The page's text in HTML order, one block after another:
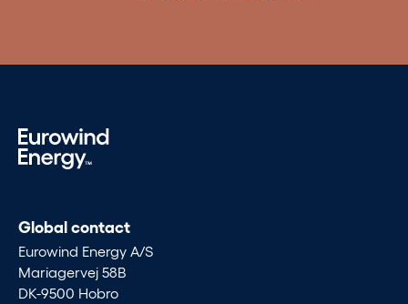
Global contact
Eurowind Energy A/S
Mariagervej 58B
DK-9500 Hobro